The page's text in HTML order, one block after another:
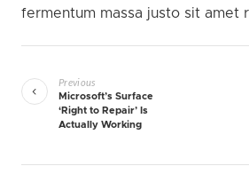
fermentum massa justo sit amet
Previous
Microsoft’s Surface
‘Right to Repair’ Is
Actually Working